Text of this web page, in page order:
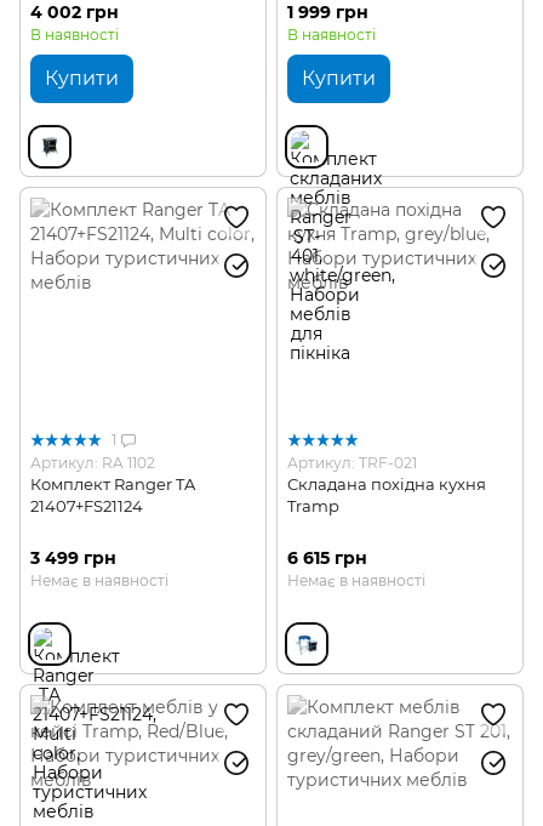
4 002 грн
В наявності
Купити
1 999 грн
В наявності
Купити
1
Артикул: RA 1102
Комплект Ranger TA
21407+FS21124
3 499 грн
Немає в наявності
Артикул: TRF-021
Складана похідна кухня
Tramp
6 615 грн
Немає в наявності